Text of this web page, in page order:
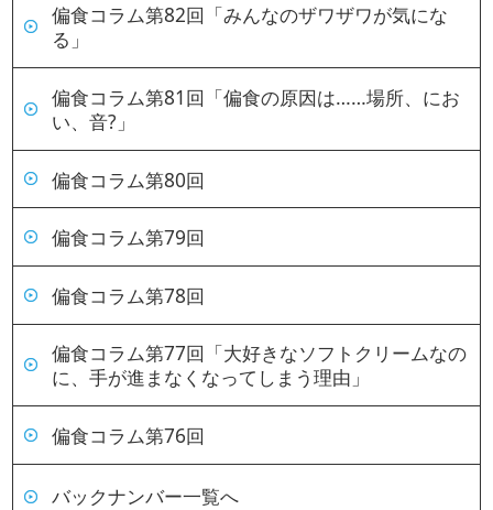
偏食コラム第82回「みんなのザワザワが気にな
る」
偏食コラム第81回「偏食の原因は……場所、にお
い、音?」
偏食コラム第80回
偏食コラム第79回
偏食コラム第78回
偏食コラム第77回「大好きなソフトクリームなの
に、手が進まなくなってしまう理由」
偏食コラム第76回
バックナンバー一覧へ